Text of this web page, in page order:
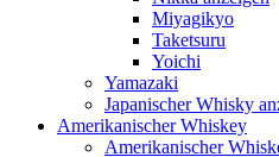
Miyagikyo
Taketsuru
Yoichi
Yamazaki
Japanischer Whisky
Amerikanischer Whiskey
Amerikanischer